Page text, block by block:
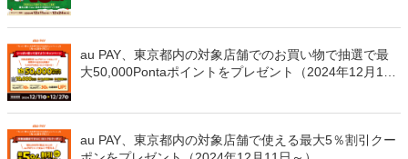
au PAY、東京都内の対象店舗でのお買い物で抽選で最
大50,000Pontaポイントをプレゼント（2024年12月11
au PAY、東京都内の対象店舗で使える最大5％割引クー